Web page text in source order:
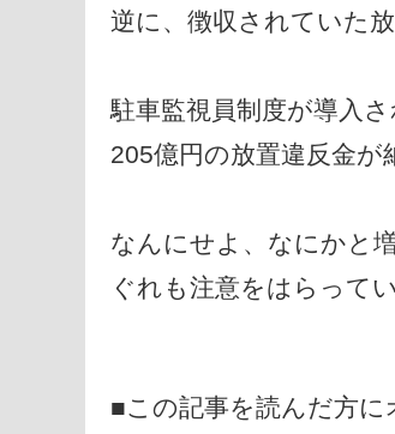
逆に、徴収されていた
駐車監視員制度が導入
205億円の放置違反金が
なんにせよ、なにかと
ぐれも注意をはらって
■この記事を読んだ方に